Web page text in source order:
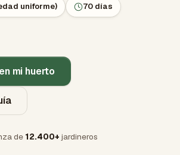
uniforme) 70 días
mi huerto
de 12.400+ jardineros